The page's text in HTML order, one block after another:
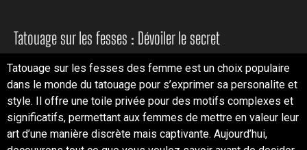
Tatouage sur les fesses : Dévoiler le secret
Tatouage sur les fesses des femme est un choix populaire
dans le monde du tatouage pour s’exprimer sa personalite et
style. Il offre une toile privée pour des motifs complexes et
significatifs, permettant aux femmes de mettre en valeur leur
art d’une manière discrète mais captivante. Aujourd’hui,